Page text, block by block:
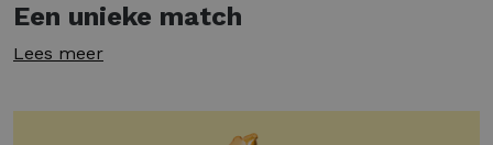
Een unieke match
Lees meer